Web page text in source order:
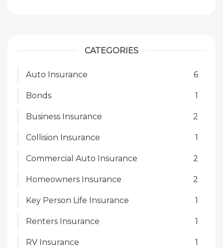
CATEGORIES
Auto Insurance 6
Bonds 1
Business Insurance 2
Collision Insurance 1
Commercial Auto Insurance 2
Homeowners Insurance 2
Key Person Life Insurance 1
Renters Insurance 1
RV Insurance 1